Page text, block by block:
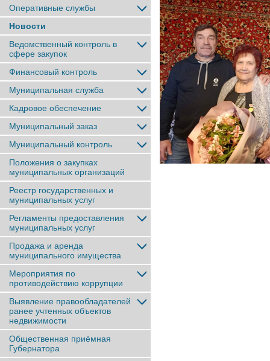
Оперативные службы
Новости
Ведомственный контроль в
сфере закупок
Финансовый контроль
Муниципальная служба
Кадровое обеспечение
Муниципальный заказ
Муниципальный контроль
Положения о закупках
муниципальных организаций
Реестр государственных и
муниципальных услуг
Регламенты предоставления
муниципальных услуг
Продажа и аренда
муниципального имущества
Мероприятия по
противодействию коррупции
Выявление правообладателей
ранее учтенныx объектов
недвижимости
Общественная приёмная
Губернатора